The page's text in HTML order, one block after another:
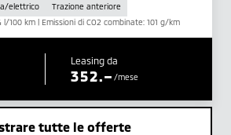
elettrico
Trazione anteriore
100 km | Emissioni di CO2 combinate: 101 g/km
Leasing da
352.–/mese
tutte le offerte